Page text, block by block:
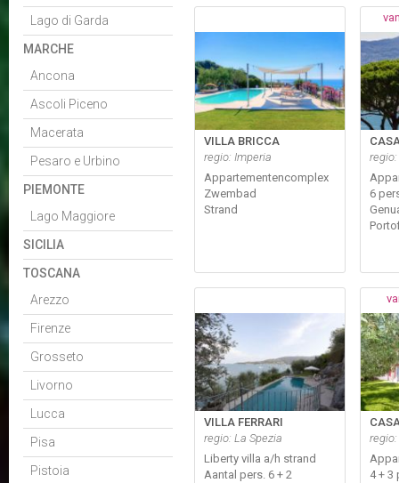
Lago di Garda
MARCHE
Ancona
Ascoli Piceno
Macerata
Pesaro e Urbino
PIEMONTE
Lago Maggiore
SICILIA
TOSCANA
Arezzo
Firenze
Grosseto
Livorno
Lucca
Pisa
Pistoia
VILLA BRICCA
regio: Imperia
Appartementencomplex
Zwembad
Strand
6
VILLA FERRARI
regio: La Spezia
Liberty villa a/h strand
Aantal pers. 6 + 2
4 + 3